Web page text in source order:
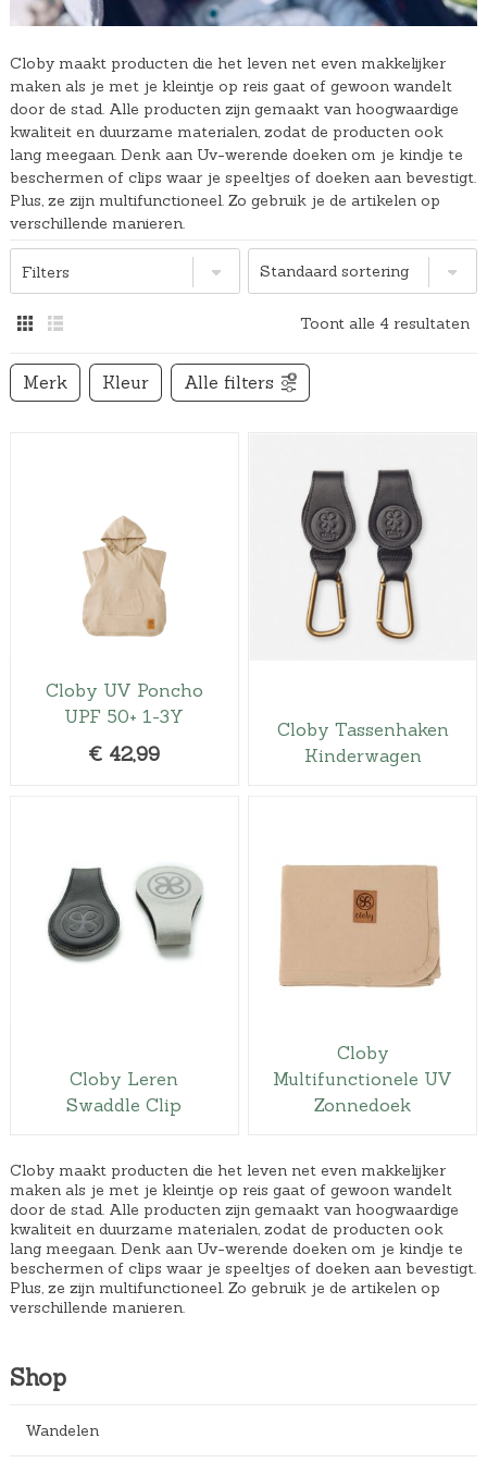
Cloby maakt producten die het leven net even makkelijker
maken als je met je kleintje op reis gaat of gewoon wandelt
door de stad. Alle producten zijn gemaakt van hoogwaardige
kwaliteit en duurzame materialen, zodat de producten ook
lang meegaan. Denk aan Uv-werende doeken om je kindje te
beschermen of clips waar je speeltjes of doeken aan bevestigt.
Plus, ze zijn multifunctioneel. Zo gebruik je de artikelen op
verschillende manieren.
Filters
Toont alle 4 resultaten
Merk Kleur Alle filters
Cloby UV Poncho
UPF 50+ 1-3Y
€ 42,99
Cloby Tassenhaken
Kinderwagen
Cloby Leren
Swaddle Clip
Cloby
Multifunctionele UV
Zonnedoek
Cloby maakt producten die het leven net even makkelijker
maken als je met je kleintje op reis gaat of gewoon wandelt
door de stad. Alle producten zijn gemaakt van hoogwaardige
kwaliteit en duurzame materialen, zodat de producten ook
lang meegaan. Denk aan Uv-werende doeken om je kindje te
beschermen of clips waar je speeltjes of doeken aan bevestigt.
Plus, ze zijn multifunctioneel. Zo gebruik je de artikelen op
verschillende manieren.
Shop
Wandelen